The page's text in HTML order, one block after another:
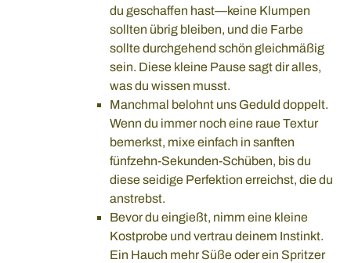
du geschaffen hast—keine Klumpen
sollten übrig bleiben, und die Farbe
sollte durchgehend schön gleichmäßig
sein. Diese kleine Pause sagt dir alles,
was du wissen musst.
Manchmal belohnt uns Geduld doppelt.
Wenn du immer noch eine raue Textur
bemerkst, mixe einfach in sanften
fünfzehn-Sekunden-Schüben, bis du
diese seidige Perfektion erreichst, die du
anstrebst.
Bevor du eingießt, nimm eine kleine
Kostprobe und vertrau deinem Instinkt.
Ein Hauch mehr Süße oder ein Spritzer